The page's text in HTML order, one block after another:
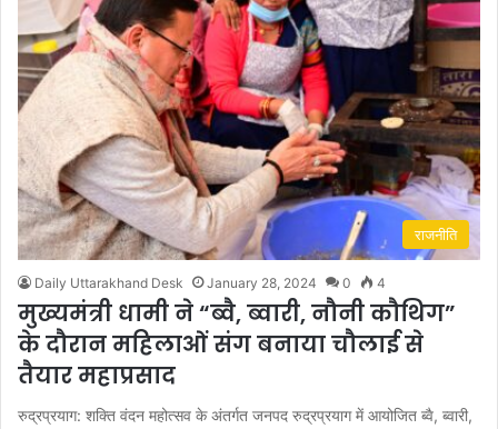
राजनीति
Daily Uttarakhand Desk January 28, 2024 0 4
मुख्यमंत्री धामी ने “ब्वै, ब्वारी, नौनी कौथिग”
के दौरान महिलाओं संग बनाया चौलाई से
तैयार महाप्रसाद
रुद्रप्रयाग: शक्ति वंदन महोत्सव के अंतर्गत जनपद रुद्रप्रयाग में आयोजित ब्वै, ब्वारी,